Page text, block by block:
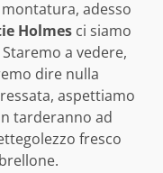
adesso
Holmes ci siamo
a vedere,
dire nulla
aspettiamo
tarderanno ad
fresco